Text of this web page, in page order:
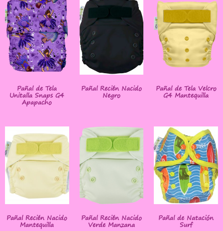
Pañal de Tela
Unitalla Snaps G4
Apapacho
Pañal Recién Nacido
Negro
Pañal de Tela Velcro
G4 Mantequilla
Pañal Recién Nacido
Mantequilla
Pañal Recién Nacido
Verde Manzana
Pañal de Natación
Surf